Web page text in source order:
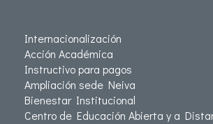
Internacionalización
Acción Académica
Instructivo para pagos
Ampliación sede Neiva
Bienestar Institucional
Centro de Educación Abierta y a